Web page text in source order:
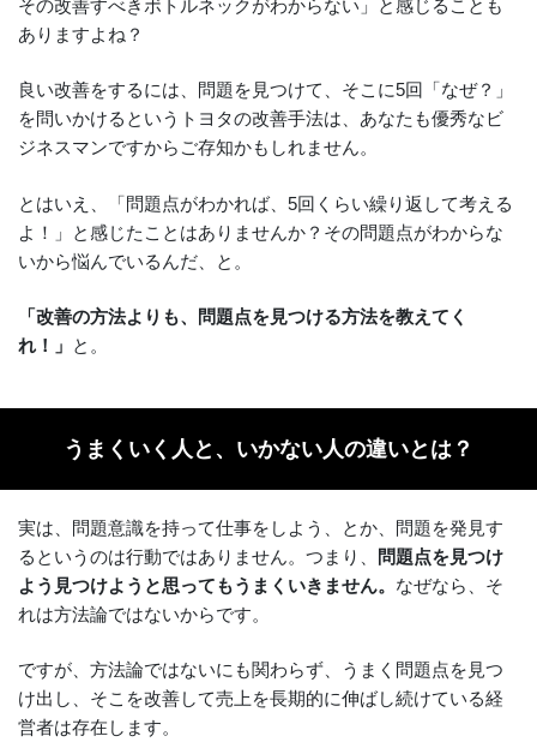
その改善すべきボトルネックがわからない」と感じることも
ありますよね？
良い改善をするには、問題を見つけて、そこに5回「なぜ？」
を問いかけるというトヨタの改善手法は、あなたも優秀なビ
ジネスマンですからご存知かもしれません。
とはいえ、「問題点がわかれば、5回くらい繰り返して考える
よ！」と感じたことはありませんか？その問題点がわからな
いから悩んでいるんだ、と。
「改善の方法よりも、問題点を見つける方法を教えてく
れ！」 と。
うまくいく人と、いかない人の違いとは？
実は、問題意識を持って仕事をしよう、とか、問題を発見す
るというのは行動ではありません。つまり、
問題点を見つけ
よう見つけようと思ってもうまくいきません。 なぜなら、そ
れは方法論ではないからです。
ですが、方法論ではないにも関わらず、うまく問題点を見つ
け出し、そこを改善して売上を長期的に伸ばし続けている経
営者は存在します。